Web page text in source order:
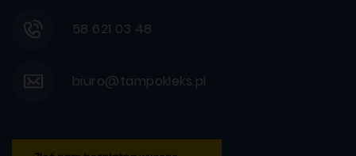
58 621 03 48
biuro@tampokleks.pl